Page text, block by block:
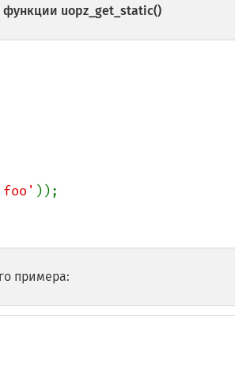
функции uopz_get_static()
));
примера: